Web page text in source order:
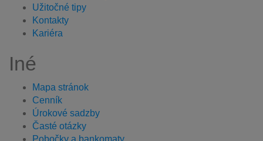
Užitočné tipy
Kontakty
Kariéra
Iné
Mapa stránok
Cenník
Úrokové sadzby
Časté otázky
Pobočky a bankomaty